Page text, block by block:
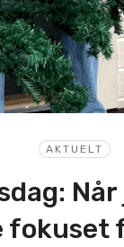
AKTUELT
fokuset